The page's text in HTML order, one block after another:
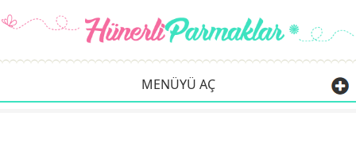
MENÜYÜ AÇ